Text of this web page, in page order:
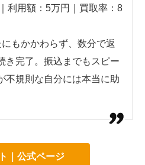
利用額：5万円｜買取率：8
もかかわらず、数分で返
き完了。振込までもスピー
不規則な自分には本当に助
｜公式ページ